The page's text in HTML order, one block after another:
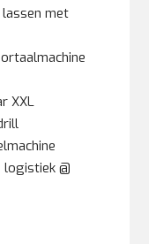
met
XXL
@